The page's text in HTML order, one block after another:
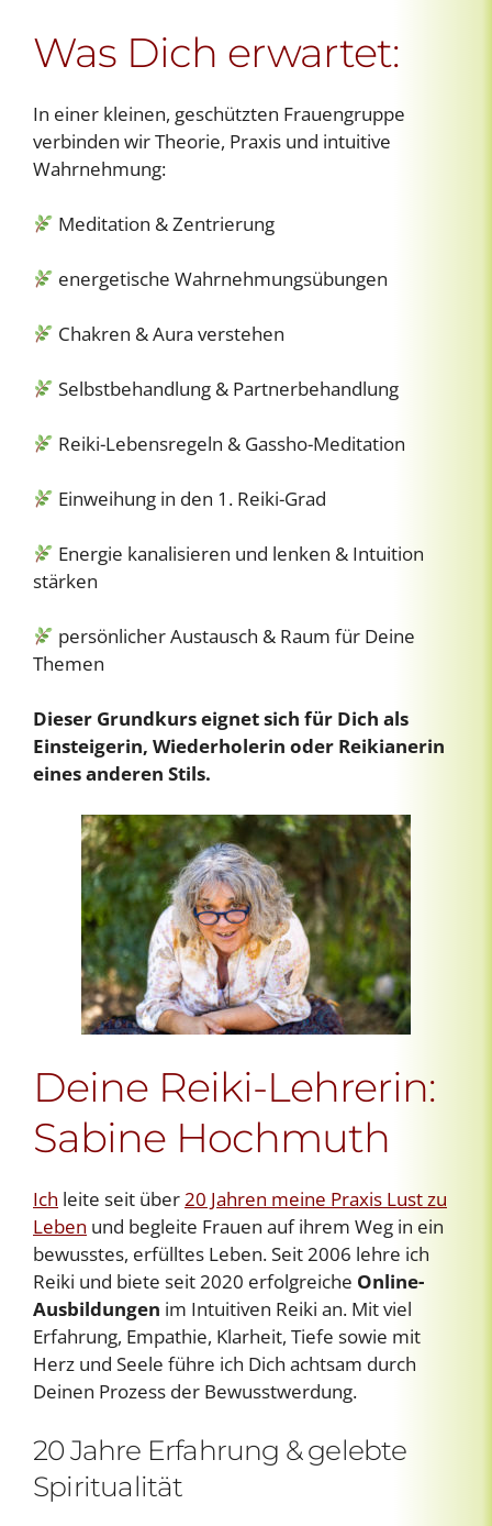
Was Dich erwartet:
In einer kleinen, geschützten Frauengruppe
verbinden wir Theorie, Praxis und intuitive
Wahrnehmung:
Meditation & Zentrierung
energetische Wahrnehmungsübungen
Chakren & Aura verstehen
Selbstbehandlung & Partnerbehandlung
Reiki-Lebensregeln & Gassho-Meditation
Einweihung in den 1. Reiki-Grad
Energie kanalisieren und lenken & Intuition
stärken
persönlicher Austausch & Raum für Deine
Themen
Dieser Grundkurs eignet sich für Dich als
Einsteigerin, Wiederholerin oder Reikianerin
eines anderen Stils.
Deine Reiki-Lehrerin:
Sabine Hochmuth
Ich leite seit über20 Jahren meine Praxis Lust zu
Leben und begleite Frauen auf ihrem Weg in ein
bewusstes, erfülltes Leben. Seit 2006 lehre ich
Reiki und biete seit 2020 erfolgreiche Online-
Ausbildungen im Intuitiven Reiki an. Mit viel
Erfahrung, Empathie, Klarheit, Tiefe sowie mit
Herz und Seele führe ich Dich achtsam durch
Deinen Prozess der Bewusstwerdung.
20 Jahre Erfahrung & gelebte
Spiritualität